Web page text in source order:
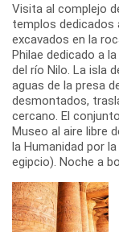
Visita al complejo
templos dedicados
excavados en la
Philae dedicado a
del río Nilo. La isla
aguas de la presa
desmontados,
cercano. El
Museo al aire libre
la Humanidad por
egipcio). Noche a